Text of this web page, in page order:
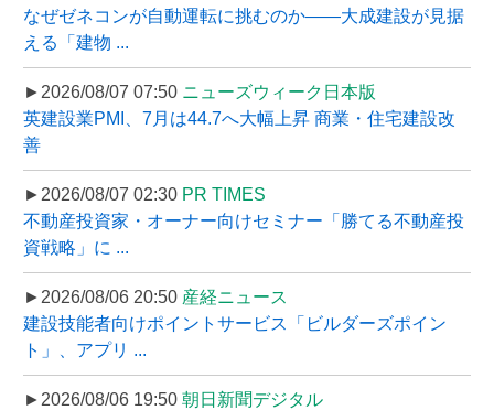
なぜゼネコンが自動運転に挑むのか――大成建設が見据
える「建物 ...
►2026/08/07 07:50 ニューズウィーク日本版
英建設業PMI、7月は44.7へ大幅上昇 商業・住宅建設改
善
►2026/08/07 02:30 PR TIMES
不動産投資家・オーナー向けセミナー「勝てる不動産投
資戦略」に ...
►2026/08/06 20:50 産経ニュース
建設技能者向けポイントサービス「ビルダーズポイン
ト」、アプリ ...
►2026/08/06 19:50 朝日新聞デジタル